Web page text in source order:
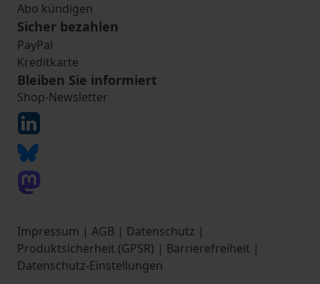
Abo kündigen
Sicher bezahlen
PayPal
Kreditkarte
Bleiben Sie informiert
Shop-Newsletter
Impressum | AGB | Datenschutz |
Produktsicherheit (GPSR) | Barrierefreiheit |
Datenschutz-Einstellungen